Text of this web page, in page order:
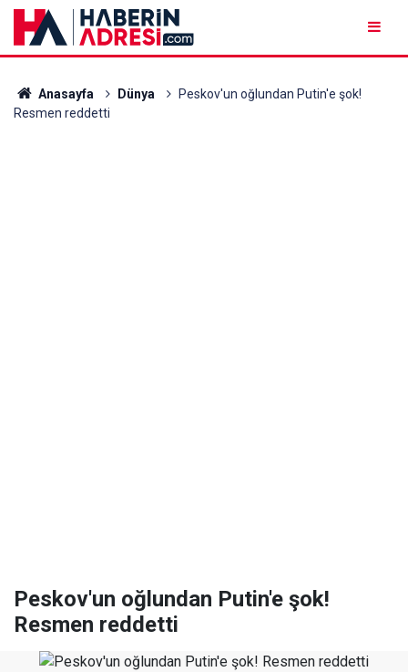
Anasayfa Dünya
Peskov'un oğlundan Putin'e şok!
Resmen reddetti
Peskov'un oğlundan Putin'e şok!
Resmen reddetti